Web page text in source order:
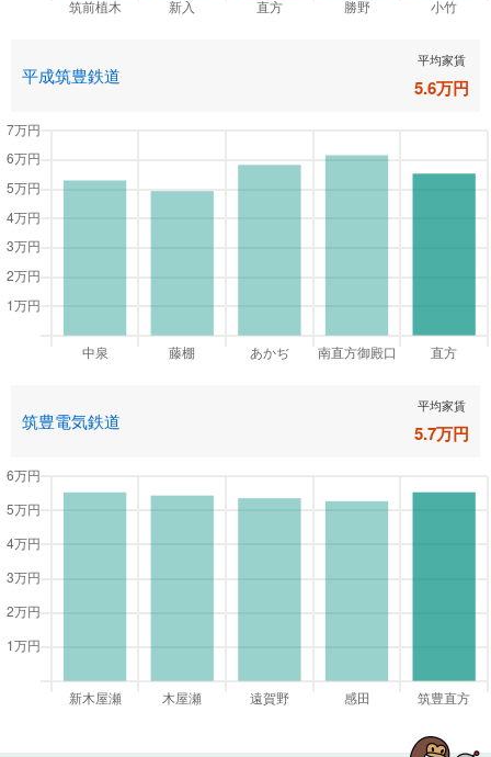
平成筑豊鉄道
平均家賃
5.6万円
筑豊電気鉄道
平均家賃
5.7万円